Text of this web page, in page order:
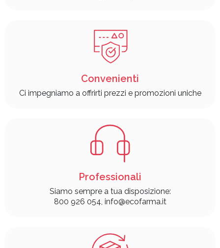
Convenienti
Ci impegniamo a offrirti prezzi e promozioni uniche
Professionali
Siamo sempre a tua disposizione:
800 926 054, info@ecofarma.it